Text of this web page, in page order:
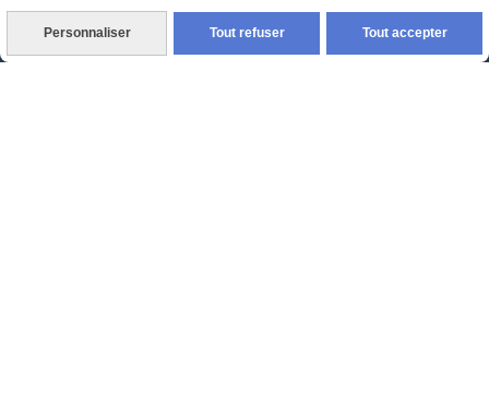
Personnaliser Tout refuser Tout accepter